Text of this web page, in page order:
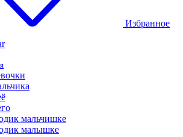
Избранное
мальчишке
малышке